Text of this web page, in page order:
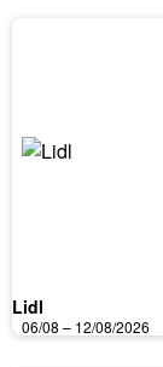
Lidl
06/08 – 12/08/2026